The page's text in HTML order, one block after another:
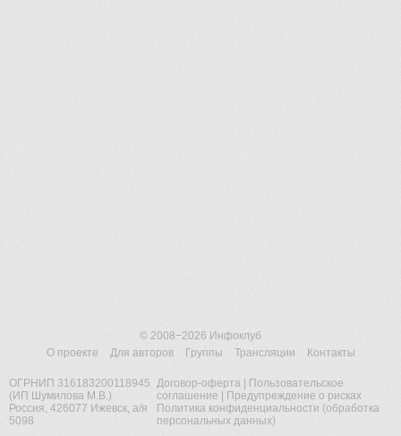
© 2008−2026 Инфоклуб
О проекте
Для авторов Группы Трансляции Контакты
ОГРНИП 316183200118945
(ИП Шумилова М.В.)
Россия, 426077 Ижевск, а/я
5098
Договор-оферта|
Пользовательское
соглашение
Предупреждение о рисках
Политика конфиденциальности (обработка
персональных данных)